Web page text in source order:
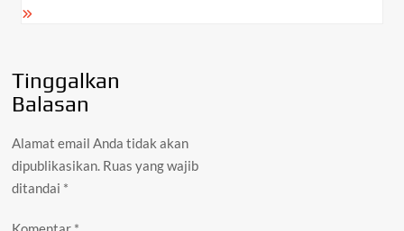
Tinggalkan
Balasan
Alamat email Anda tidak akan
dipublikasikan. Ruas yang wajib
ditandai *